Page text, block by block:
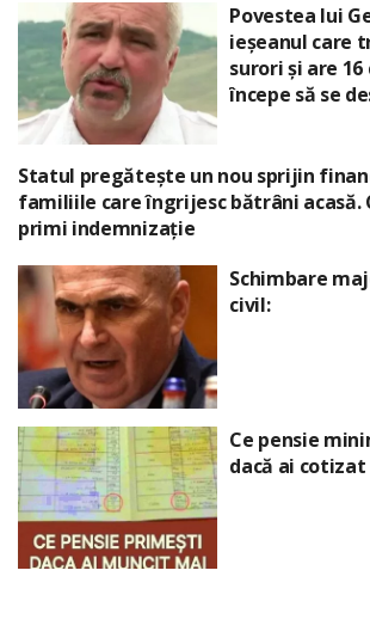
Povestea lui
ieșeanul care
surori și are 16
începe să se
Statul pregătește un nou sprijin
familiile care îngrijesc bătrâni acasă.
primi indemnizație
Schimbare
civil:
Ce pensie
dacă ai cotizat